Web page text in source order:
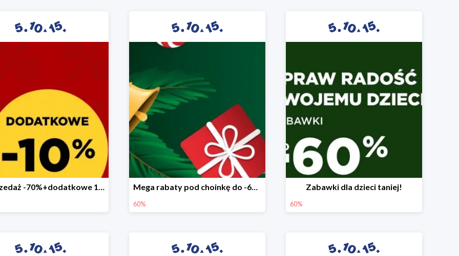
Wyprzedaż -70%+dodatkowe 10% Mega rabaty pod choinkę do -60%
60%
Zabawki dla dzieci taniej!
60%